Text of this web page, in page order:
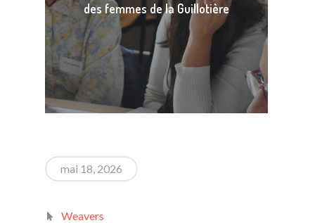
des femmes de la Guillotière
mai 18, 2026
Weavers